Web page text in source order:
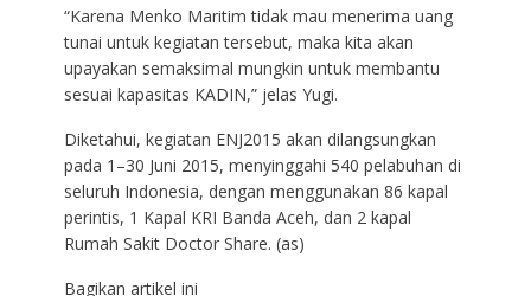
“Karena Menko Maritim tidak mau menerima uang
tunai untuk kegiatan tersebut, maka kita akan
upayakan semaksimal mungkin untuk membantu
sesuai kapasitas KADIN,” jelas Yugi.
Diketahui, kegiatan ENJ2015 akan dilangsungkan
pada 1–30 Juni 2015, menyinggahi 540 pelabuhan di
seluruh Indonesia, dengan menggunakan 86 kapal
perintis, 1 Kapal KRI Banda Aceh, dan 2 kapal
Rumah Sakit Doctor Share. (as)
Bagikan artikel ini